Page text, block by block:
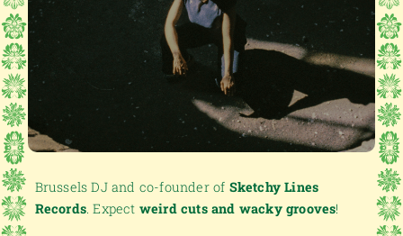
Brussels DJ and co-founder of Sketchy Lines
Records. Expect weird cuts and wacky grooves!